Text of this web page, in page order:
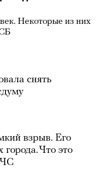
Некоторые из них
снять
взрыв. Его
Что это